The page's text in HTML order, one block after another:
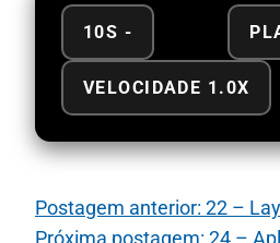
10S -
VELOCIDADE 1.0X
Postagem anterior: 22 –
Próxima postagem: 24 –